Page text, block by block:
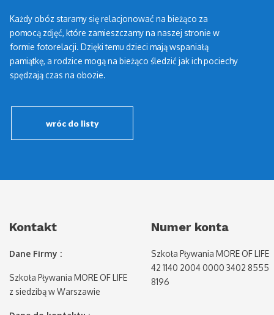
Każdy obóz staramy się relacjonować na bieżąco za
pomocą zdjęć, które zamieszczamy na naszej stronie w
formie fotorelacji. Dzięki temu dzieci mają wspaniałą
pamiątkę, a rodzice mogą na bieżąco śledzić jak ich pociechy
spędzają czas na obozie.
wróc do listy
Kontakt
Dane Firmy :
Szkoła Pływania MORE OF LIFE
z siedzibą w Warszawie
Numer konta
Szkoła Pływania MORE OF LIFE
42 1140 2004 0000 3402 8555
8196